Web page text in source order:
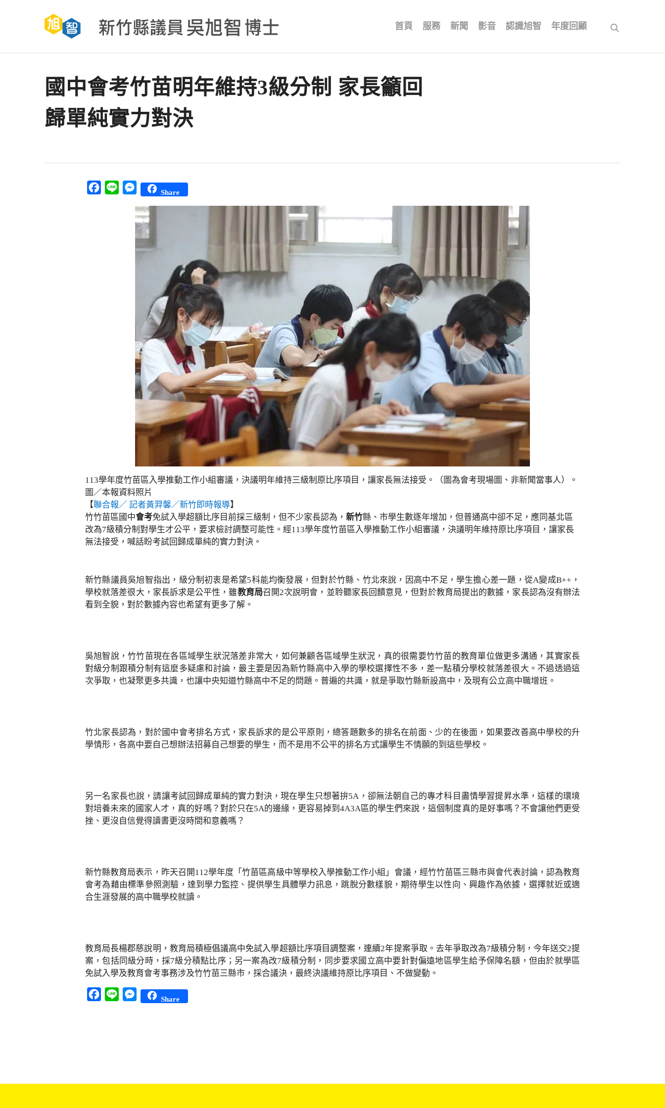
首頁 服務 新聞 影音 認識旭智 年度回顧
國中會考竹苗明年維持3級分制 家長籲回
歸單純實力對決
Facebook
Line Messenger
Share
113學年度竹苗區入學推動工作小組審議，決議明年維持三級制原比序項目，讓家長無法接受。（圖為會考現場圖、非新聞當事人）。
圖／本報資料照片
【聯合報／ 記者黃羿馨／新竹即時報導】
竹竹苗區國中會考免試入學超額比序目前採三級制，但不少家長認為， 新竹縣、市學生數逐年增加，但普通高中卻不足，應同基北區
改為7級積分制對學生才公平，要求檢討調整可能性。經113學年度竹苗區入學推動工作小組審議，決議明年維持原比序項目，讓家長
無法接受，喊話盼考試回歸成單純的實力對決。
新竹縣議員吳旭智指出，級分制初衷是希望5科能均衡發展，但對於竹縣、竹北來說，因高中不足，學生擔心差一題，從A變成B++，
學校就落差很大，家長訴求是公平性，雖教育局召開2次說明會，並聆聽家長回饋意見，但對於教育局提出的數據，家長認為沒有辦法
看到全貌，對於數據內容也希望有更多了解。
吳旭智說，竹竹苗現在各區域學生狀況落差非常大，如何兼顧各區域學生狀況，真的很需要竹竹苗的教育單位做更多溝通，其實家長
對級分制跟積分制有這麼多疑慮和討論，最主要是因為新竹縣高中入學的學校選擇性不多，差一點積分學校就落差很大。不過透過這
次爭取，也凝聚更多共識，也讓中央知道竹縣高中不足的問題。普遍的共識，就是爭取竹縣新設高中，及現有公立高中職增班。
竹北家長認為，對於國中會考排名方式，家長訴求的是公平原則，總答題數多的排名在前面、少的在後面，如果要改善高中學校的升
學情形，各高中要自己想辦法招募自己想要的學生，而不是用不公平的排名方式讓學生不情願的到這些學校。
另一名家長也說，請讓考試回歸成單純的實力對決，現在學生只想著拚5A，卻無法朝自己的專才科目盡情學習提昇水準，這樣的環境
對培養未來的國家人才，真的好嗎？對於只在5A的邊緣，更容易掉到4A3A區的學生們來說，這個制度真的是好事嗎？不會讓他們更受
挫、更沒自信覺得讀書更沒時間和意義嗎？
新竹縣教育局表示，昨天召開112學年度「竹苗區高級中等學校入學推動工作小組」會議，經竹竹苗區三縣市與會代表討論，認為教育
會考為藉由標準參照測驗，達到學力監控、提供學生具體學力訊息，跳脫分數樣貌，期待學生以性向、興趣作為依據，選擇就近或適
合生涯發展的高中職學校就讀。
教育局長楊郡慈說明，教育局積極倡議高中免試入學超額比序項目調整案，連續2年提案爭取。去年爭取改為7級積分制，今年送交2提
案，包括同級分時，採7級分積點比序；另一案為改7級積分制，同步要求國立高中要針對偏遠地區學生給予保障名額，但由於就學區
免試入學及教育會考事務涉及竹竹苗三縣市，採合議決，最終決議維持原比序項目、不做變動。
Facebook
Line Messenger
Share